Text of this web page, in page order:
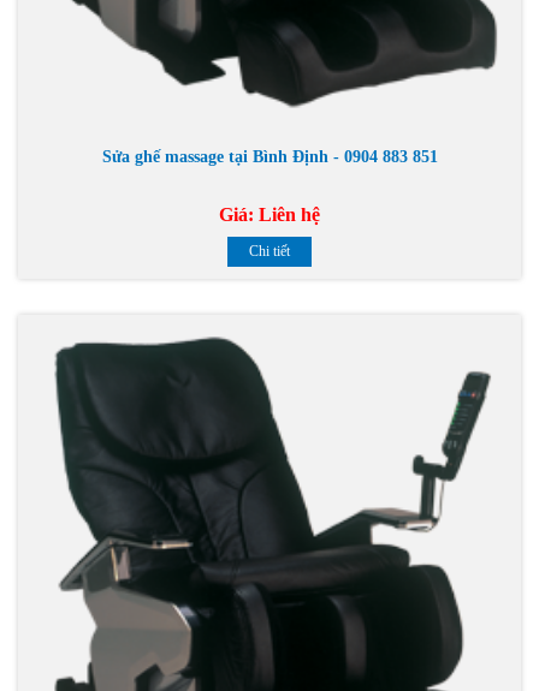
Sửa ghế massage tại Bình Định - 0904 883 851
Giá: Liên hệ
Chi tiết